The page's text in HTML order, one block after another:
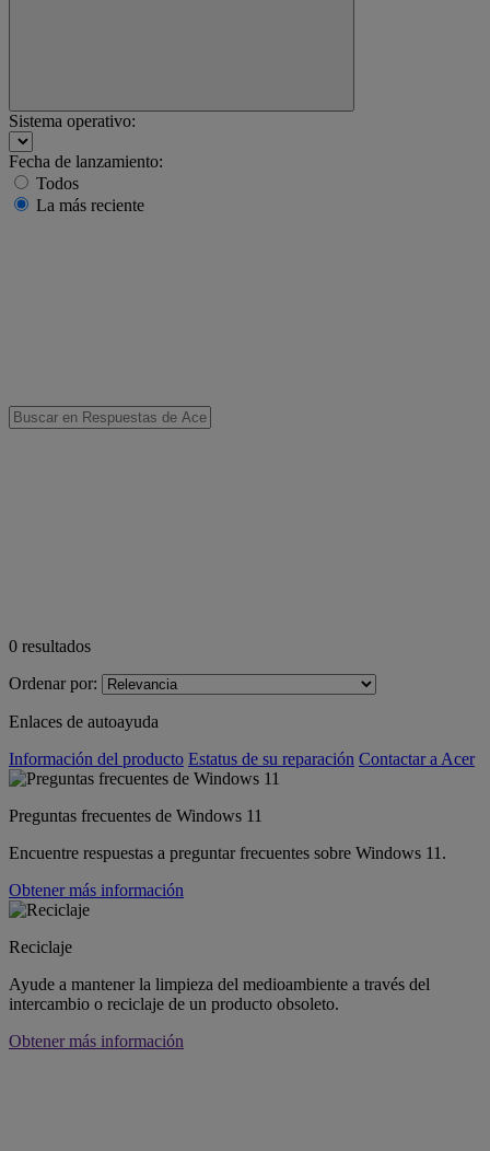
Sistema operativo:
Fecha de lanzamiento:
Todos
La más reciente
0 resultados
Ordenar por:
Enlaces de autoayuda
Información del producto Estatus de su reparación Contactar a Acer
Preguntas frecuentes de Windows 11
Encuentre respuestas a preguntar frecuentes sobre Windows 11.
Obtener más información
Reciclaje
Ayude a mantener la limpieza del medioambiente a través del
intercambio o reciclaje de un producto obsoleto.
Obtener más información